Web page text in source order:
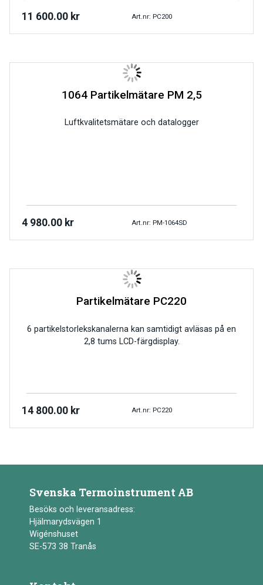
11 600.00 kr Art.nr: PC200
1064 Partikelmätare PM 2,5
Luftkvalitetsmätare och datalogger
4 980.00 kr Art.nr: PM-1064SD
Partikelmätare PC220
6 partikelstorlekskanalerna kan samtidigt avläsas på en
2,8 tums LCD-färgdisplay.
14 800.00 kr Art.nr: PC220
Svenska Termoinstrument AB
Besöks och leveransadress:
Hjälmarydsvägen 1
Wigénshuset
SE-573 38 Tranås